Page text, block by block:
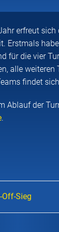
erfreut
Erstmals
für die vier
alle weiteren
findet
Ablauf der
.
Off-Sieg